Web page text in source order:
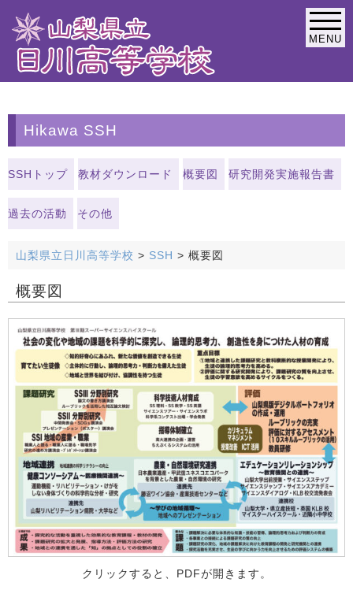
MENU
Hikawa SSH
SSHトップ 教材ダウンロード 概要図 研究開発実施報告書
過去の活動 その他
山梨県立日川高等学校 > SSH > 概要図
概要図
クリックすると、PDFが開きます。